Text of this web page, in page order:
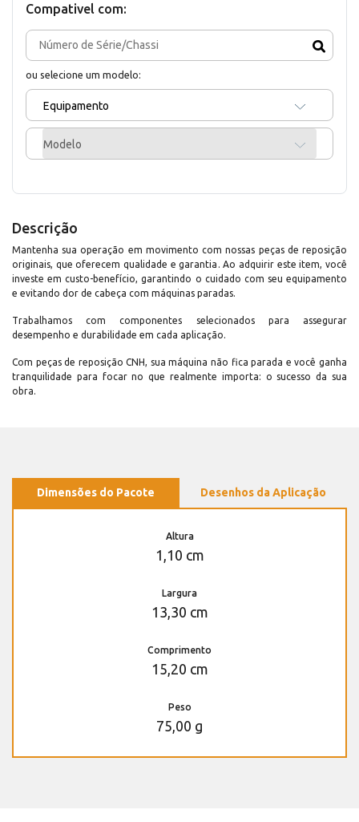
Compativel com:
ou selecione um modelo:
Equipamento
Modelo
Descrição
Mantenha sua operação em movimento com nossas peças de reposição
originais, que oferecem qualidade e garantia. Ao adquirir este item, você
investe em custo-benefício, garantindo o cuidado com seu equipamento
e evitando dor de cabeça com máquinas paradas.
Trabalhamos com componentes selecionados para assegurar
desempenho e durabilidade em cada aplicação.
Com peças de reposição CNH, sua máquina não fica parada e você ganha
tranquilidade para focar no que realmente importa: o sucesso da sua
obra.
Dimensões do Pacote Desenhos da Aplicação
Altura
1,10 cm
Largura
13,30 cm
Comprimento
15,20 cm
Peso
75,00 g